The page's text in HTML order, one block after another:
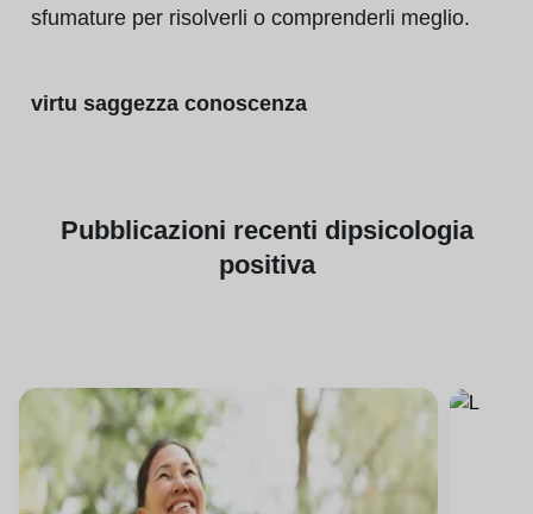
sfumature per risolverli o comprenderli meglio.
virtu saggezza conoscenza
Pubblicazioni recenti dipsicologia
positiva